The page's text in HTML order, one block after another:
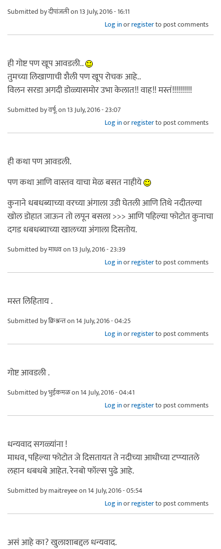
Submitted byदीपांजलीon 13 July, 2016 - 16:11
Log inorregisterto post comments
ही गोष्ट पण खूप आवडली..
तुमच्या लिखाणाची शैली पण खूप रोचक आहे..
विलन सरडा अगदी डोळ्यासमोर उभा केलात!! वाह!! मस्तं!!!!!!!!!!
Submitted byवर्षू.on 13 July, 2016 - 23:07
Log inorregisterto post comments
ही कथा पण आवडली.
पण कथा आणि वास्तव याचा मेळ बसत नाहीये
कुनाने धबधब्याच्या वरच्या अंगाला उडी घेतली आणि तिथे नदीतल्या
खोल डोहात जाऊन तो लपून बसला >>> आणि पहिल्या फोटोत कुनाचा
दगड धबधब्याच्या खालच्या अंगाला दिसतोय.
Submitted byमाधवon 13 July, 2016 - 23:39
Log inorregisterto post comments
मस्त लिहिताय .
Submitted byक्रिश्नन्तon 14 July, 2016 - 04:25
Log inorregisterto post comments
गोष्ट आवडली .
Submitted byभुईकमळon 14 July, 2016 - 04:41
Log inorregisterto post comments
धन्यवाद सगळ्यांना !
माधव, पहिल्या फोटोत जे दिसतायत ते नदीच्या आधीच्या टप्प्यातले
लहान धबधबे आहेत. रेनबो फॉल्स पुढे आहे.
Submitted bymaitreyeeon 14 July, 2016 - 05:54
Log inorregisterto post comments
असं आहे का? खुलाशाबद्दल धन्यवाद.